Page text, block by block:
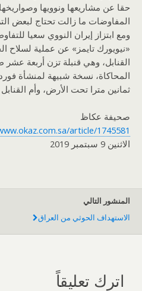
حقا عن مشاريعها ونوويها
المفاوضات ما زالت تحتاج لبعض
ومع ابتزاز إيران النووي سعيا
«نيويورك تايمز» عن عملية لسلاح
القنابل، وهي قنبلة تزن أربعة
المحاكاة، نسخة شبيهة لمنشأة
ثمانين مترا تحت الأرض، وأم
صحيفة عكاظ
article/1745581/
الاثنين 9 سبتمبر 2019
المنشور التالي
الاستهداف الحوثي من العراق
اترك تعليقاً